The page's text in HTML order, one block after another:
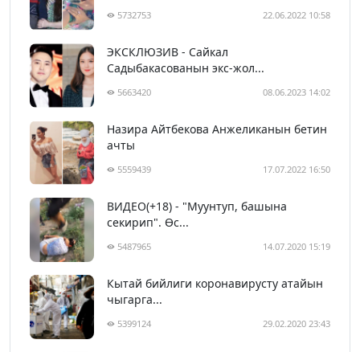
5732753 22.06.2022 10:58
ЭКСКЛЮЗИВ - Сайкал
Садыбакасованын экс-жол...
5663420 08.06.2023 14:02
Назира Айтбекова Анжеликанын бетин
ачты
5559439 17.07.2022 16:50
ВИДЕО(+18) - "Муунтуп, башына
секирип". Өс...
5487965 14.07.2020 15:19
Кытай бийлиги коронавирусту атайын
чыгарга...
5399124 29.02.2020 23:43